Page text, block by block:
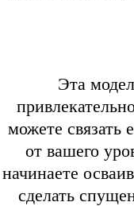
Эта
можете связать
от вашего
начинаете
сделать